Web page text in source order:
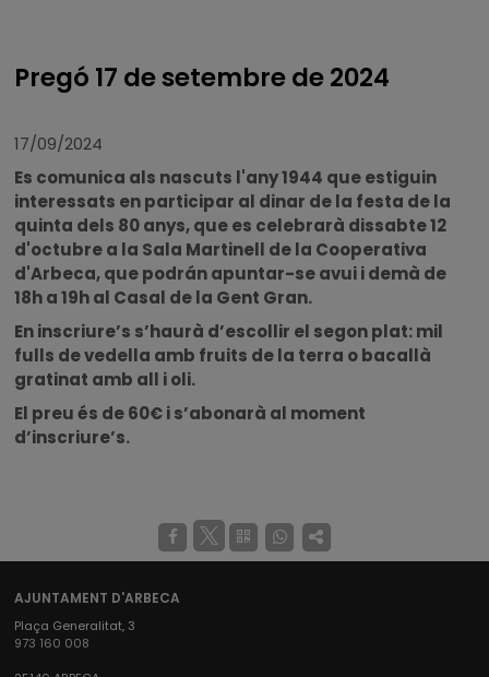
Pregó 17 de setembre de 2024
17/09/2024
Es comunica als nascuts l'any 1944 que estiguin
interessats en participar al dinar de la festa de la
quinta dels 80 anys, que es celebrarà dissabte 12
d'octubre a la Sala Martinell de la Cooperativa
d'Arbeca, que podrán apuntar-se avui i demà de
18h a 19h al Casal de la Gent Gran.
En inscriure’s s’haurà d’escollir el segon plat: mil
fulls de vedella amb fruits de la terra o bacallà
gratinat amb all i oli.
El preu és de 60€ i s’abonarà al moment
d’inscriure’s.
AJUNTAMENT D'ARBECA
Plaça Generalitat, 3
973 160 008